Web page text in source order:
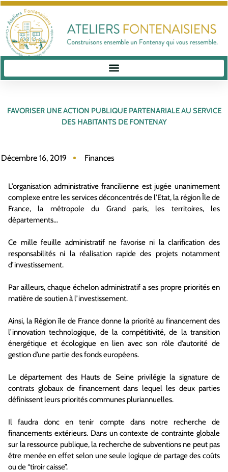
FAVORISER UNE ACTION PUBLIQUE PARTENARIALE AU SERVICE
DES HABITANTS DE FONTENAY
Décembre 16, 2019 Finances
L’organisation administrative francilienne est jugée unanimement
complexe entre les services déconcentrés de l’Etat, la région Île de
France, la métropole du Grand paris, les territoires, les
départements…
Ce mille feuille administratif ne favorise ni la clarification des
responsabilités ni la réalisation rapide des projets notamment
d’investissement.
Par ailleurs, chaque échelon administratif a ses propre priorités en
matière de soutien à l’investissement.
Ainsi, la Région île de France donne la priorité au financement des
l’innovation technologique, de la compétitivité, de la transition
énergétique et écologique en lien avec son rôle d’autorité de
gestion d’une partie des fonds européens.
Le département des Hauts de Seine privilégie la signature de
contrats globaux de financement dans lequel les deux parties
définissent leurs priorités communes pluriannuelles.
Il faudra donc en tenir compte dans notre recherche de
financements extérieurs. Dans un contexte de contrainte globale
sur la ressource publique, la recherche de subventions ne peut pas
être menée en effet selon une seule logique de partage des coûts
ou de “tiroir caisse”.